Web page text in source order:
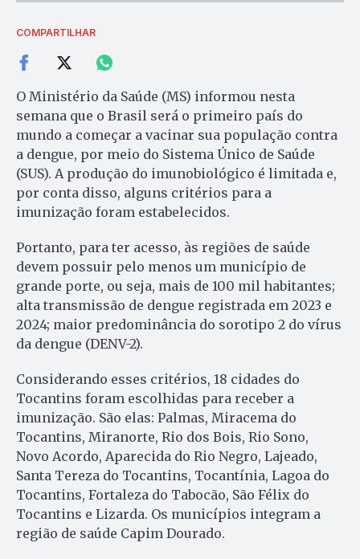
COMPARTILHAR
O Ministério da Saúde (MS) informou nesta
semana que o Brasil será o primeiro país do
mundo a começar a vacinar sua população contra
a dengue, por meio do Sistema Único de Saúde
(SUS). A produção do imunobiológico é limitada e,
por conta disso, alguns critérios para a
imunização foram estabelecidos.
Portanto, para ter acesso, às regiões de saúde
devem possuir pelo menos um município de
grande porte, ou seja, mais de 100 mil habitantes;
alta transmissão de dengue registrada em 2023 e
2024; maior predominância do sorotipo 2 do vírus
da dengue (DENV-2).
Considerando esses critérios, 18 cidades do
Tocantins foram escolhidas para receber a
imunização. São elas: Palmas, Miracema do
Tocantins, Miranorte, Rio dos Bois, Rio Sono,
Novo Acordo, Aparecida do Rio Negro, Lajeado,
Santa Tereza do Tocantins, Tocantínia, Lagoa do
Tocantins, Fortaleza do Tabocão, São Félix do
Tocantins e Lizarda. Os municípios integram a
região de saúde Capim Dourado.